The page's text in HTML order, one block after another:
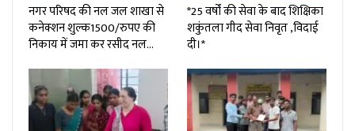
नगर परिषद की नल जल शाखा से
कनेक्शन शुल्क₹1500/रुपए की
निकाय में जमा कर रसीद नल…
*25 वर्षों की सेवा के बाद शिक्षिका
शकुंतला गीद सेवा निवृत ,विदाई
दी।*